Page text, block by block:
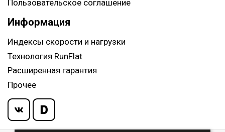
Пользовательское соглашение
Информация
Индексы скорости и нагрузки
Технология RunFlat
Расширенная гарантия
Прочее